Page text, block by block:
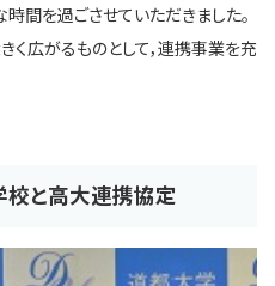
間を過ごさせていただきました。
広がるものとして，連携事業を充
と高大連携協定